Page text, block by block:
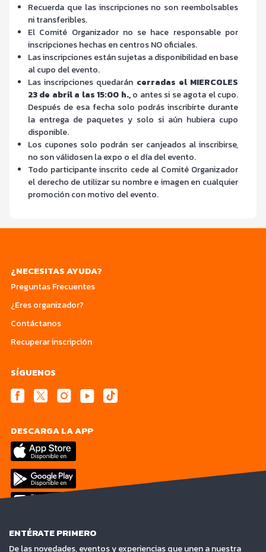
Recuerda que las inscripciones no son reembolsables
ni transferibles.
El Comité Organizador no se hace responsable por
inscripciones hechas en centros NO oficiales.
Las inscripciones están sujetas a disponibilidad en base
al cupo del evento.
Las inscripciones quedarán cerradas el MIERCOLES
23 de abril a las 15:00 h., o antes si se agota el cupo.
Después de esa fecha solo podrás inscribirte durante
la entrega de paquetes y solo si aún hubiera cupo
disponible.
Los cupones solo podrán ser canjeados al inscribirse,
no son válidosen la expo o el día del evento.
Todo participante inscrito cede al Comité Organizador
el derecho de utilizar su nombre e imagen en cualquier
promoción con motivo del evento.
¿NECESITAS AYUDA?
Preguntas Frecuentes
¿Eres organizador?
Contáctanos
Recuperar inscripción
SÍGUENOS
DESCARGA LA APP
ENTÉRATE PRIMERO
De las novedades, eventos y experiencias que unen a nuestra